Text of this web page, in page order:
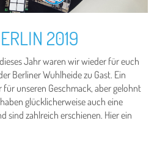
2019
Jahr waren wir wieder für euch
Berliner Wuhlheide zu Gast. Ein
für unseren Geschmack, aber gelohnt
glücklicherweise auch eine
sind zahlreich erschienen. Hier ein